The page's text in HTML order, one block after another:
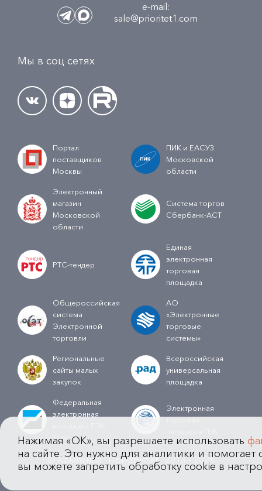
e-mail:
sale@prioritet1.com
Мы в соц сетях
Портал
поставщиков
Москвы
ПИК и ЕАСУЗ
Московской
области
Электронный
магазин
Московской
области
Система торгов
Сбербанк-АСТ
РТС-тендер
Единая
электронная
торговая
площадка
Общероссийская
система
Электронной
торговли
АО
«Электронные
торговые
системы»
Региональные
сайты малых
закупок
Всероссийская
универсальная
площадка
Федеральная
электронная
Торг
Электронная
торговая
© Компания "Приоритет" 2013 - 2026
Нажимая «OK», вы разрешаете использовать
на сайте. Это нужно для аналитики и помогает
вы можете запретить обработку cookie в